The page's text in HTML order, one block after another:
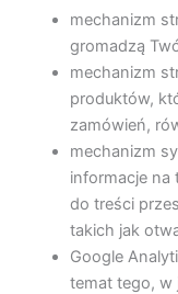
mechanizm
gromadzą
mechanizm
produktów,
zamówień,
mechanizm
informacje na
do treści
takich jak
Google
temat tego, w